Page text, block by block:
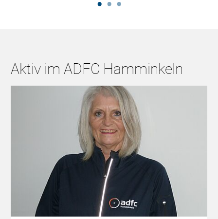
Aktiv im ADFC Hamminkeln